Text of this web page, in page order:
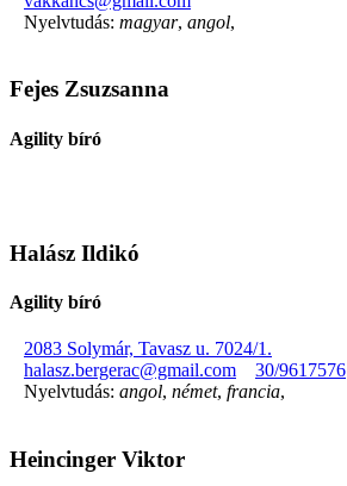
Nyelvtudás: magyar, angol,
Fejes Zsuzsanna
Agility bíró
Halász Ildikó
Agility bíró
2083 Solymár, Tavasz u. 7024/1.
halasz.bergerac@gmail.com
30/9617576
Nyelvtudás: angol, német, francia,
Heincinger Viktor